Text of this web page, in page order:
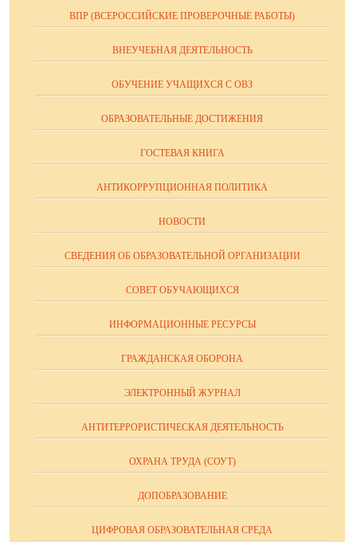
ВПР (ВСЕРОССИЙСКИЕ ПРОВЕРОЧНЫЕ РАБОТЫ)
ВНЕУЧЕБНАЯ ДЕЯТЕЛЬНОСТЬ
ОБУЧЕНИЕ УЧАЩИХСЯ С ОВЗ
ОБРАЗОВАТЕЛЬНЫЕ ДОСТИЖЕНИЯ
ГОСТЕВАЯ КНИГА
АНТИКОРРУПЦИОННАЯ ПОЛИТИКА
НОВОСТИ
СВЕДЕНИЯ ОБ ОБРАЗОВАТЕЛЬНОЙ ОРГАНИЗАЦИИ
СОВЕТ ОБУЧАЮЩИХСЯ
ИНФОРМАЦИОННЫЕ РЕСУРСЫ
ГРАЖДАНСКАЯ ОБОРОНА
ЭЛЕКТРОННЫЙ ЖУРНАЛ
АНТИТЕРРОРИСТИЧЕСКАЯ ДЕЯТЕЛЬНОСТЬ
ОХРАНА ТРУДА (СОУТ)
ДОПОБРАЗОВАНИЕ
ЦИФРОВАЯ ОБРАЗОВАТЕЛЬНАЯ СРЕДА